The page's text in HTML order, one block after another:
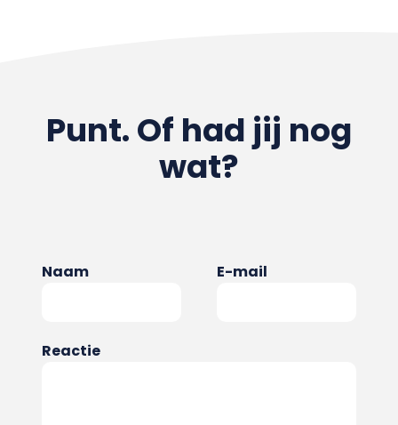
Punt. Of had jij nog
wat?
Naam E-mail
Reactie